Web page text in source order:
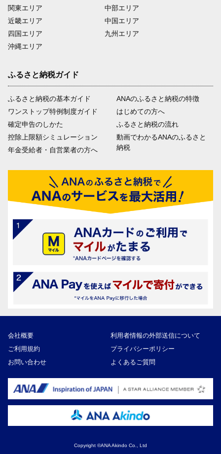
関東エリア
近畿エリア
四国エリア
沖縄エリア
中部エリア
中国エリア
九州エリア
ふるさと納税ガイド
ふるさと納税の基本ガイド
ワンストップ特例制度ガイド
確定申告のしかた
控除上限額シミュレーション
年金受給者・自営業者の方へ
ANAのふるさと納税の特徴
はじめての方へ
ふるさと納税の流れ
動画でわかるANAのふるさと
納税
会社概要
利用者情報の外部送信について
ご利用規約
プライバシーポリシー
お問い合わせ
よくあるご質問
Copyright ©ANA Akindo Co., Ltd